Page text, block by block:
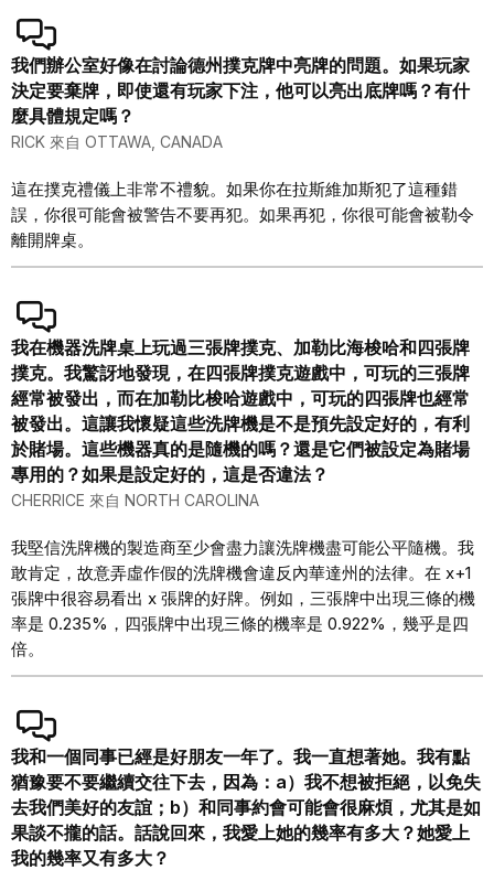
我們辦公室好像在討論德州撲克牌中亮牌的問題。如果玩家
決定要棄牌，即使還有玩家下注，他可以亮出底牌嗎？有什
麼具體規定嗎？
RICK 來自 OTTAWA, CANADA
這在撲克禮儀上非常不禮貌。如果你在拉斯維加斯犯了這種錯
誤，你很可能會被警告不要再犯。如果再犯，你很可能會被勒令
離開牌桌。
我在機器洗牌桌上玩過三張牌撲克、加勒比海梭哈和四張牌
撲克。我驚訝地發現，在四張牌撲克遊戲中，可玩的三張牌
經常被發出，而在加勒比梭哈遊戲中，可玩的四張牌也經常
被發出。這讓我懷疑這些洗牌機是不是預先設定好的，有利
於賭場。這些機器真的是隨機的嗎？還是它們被設定為賭場
專用的？如果是設定好的，這是否違法？
CHERRICE 來自 NORTH CAROLINA
我堅信洗牌機的製造商至少會盡力讓洗牌機盡可能公平隨機。我
敢肯定，故意弄虛作假的洗牌機會違反內華達州的法律。在 x+1
張牌中很容易看出 x 張牌的好牌。例如，三張牌中出現三條的機
率是 0.235%，四張牌中出現三條的機率是 0.922%，幾乎是四
倍。
我和一個同事已經是好朋友一年了。我一直想著她。我有點
猶豫要不要繼續交往下去，因為：a）我不想被拒絕，以免失
去我們美好的友誼；b）和同事約會可能會很麻煩，尤其是如
果談不攏的話。話說回來，我愛上她的幾率有多大？她愛上
我的幾率又有多大？